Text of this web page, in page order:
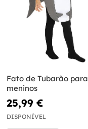
Fato de Tubarão para
meninos
25,99 €
DISPONÍVEL